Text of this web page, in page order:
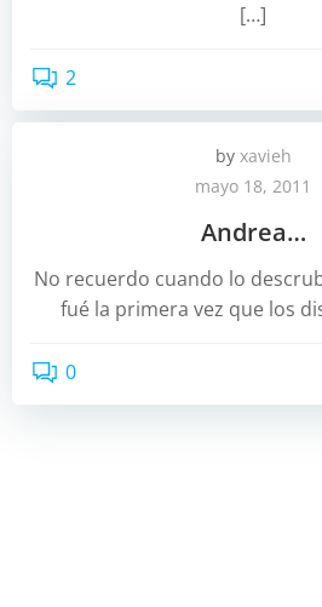
[…]
2
by xavieh
mayo 18, 2011
Andrea…
No recuerdo cuando lo
fué la primera vez que los
0